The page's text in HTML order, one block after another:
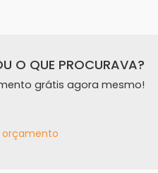
O QUE PROCURAVA?
grátis agora mesmo!